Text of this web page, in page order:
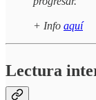
+ Info aquí
Lectura